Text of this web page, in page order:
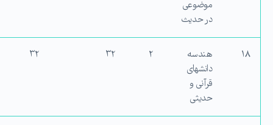
موضوعی
در حدیث
۱۸
هندسه
دانش‏های
قرآنی و
حدیثی
۲ ۳۲ ۳۲